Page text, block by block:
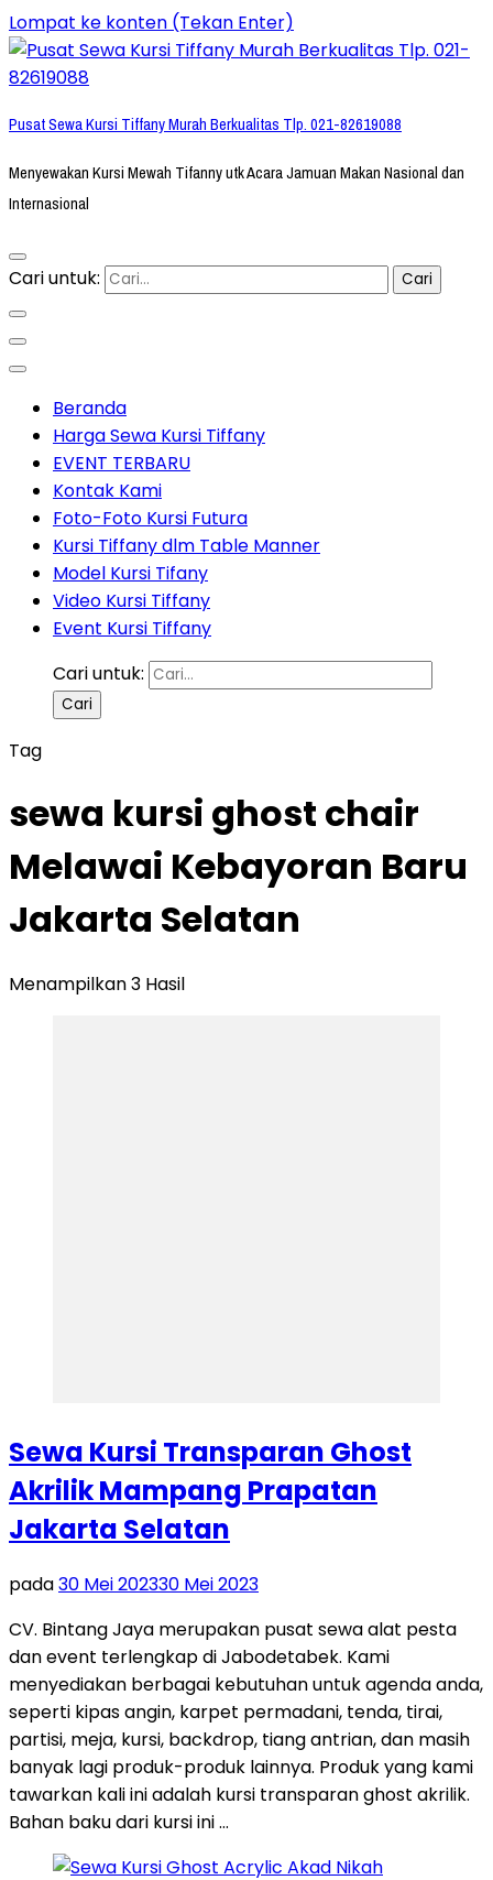
Lompat ke konten (Tekan Enter)
Pusat Sewa Kursi Tiffany Murah Berkualitas Tlp. 021-82619088
Menyewakan Kursi Mewah Tifanny utk Acara Jamuan Makan Nasional dan
Internasional
Cari untuk:
Beranda
Harga Sewa Kursi Tiffany
EVENT TERBARU
Kontak Kami
Foto-Foto Kursi Futura
Kursi Tiffany dlm Table Manner
Model Kursi Tifany
Video Kursi Tiffany
Event Kursi Tiffany
Cari untuk:
Tag
sewa kursi ghost chair
Melawai Kebayoran Baru
Jakarta Selatan
Menampilkan 3 Hasil
Sewa Kursi Transparan Ghost
Akrilik Mampang Prapatan
Jakarta Selatan
pada30 Mei 202330 Mei 2023
CV. Bintang Jaya merupakan pusat sewa alat pesta
dan event terlengkap di Jabodetabek. Kami
menyediakan berbagai kebutuhan untuk agenda anda,
seperti kipas angin, karpet permadani, tenda, tirai,
partisi, meja, kursi, backdrop, tiang antrian, dan masih
banyak lagi produk-produk lainnya. Produk yang kami
tawarkan kali ini adalah kursi transparan ghost akrilik.
Bahan baku dari kursi ini …